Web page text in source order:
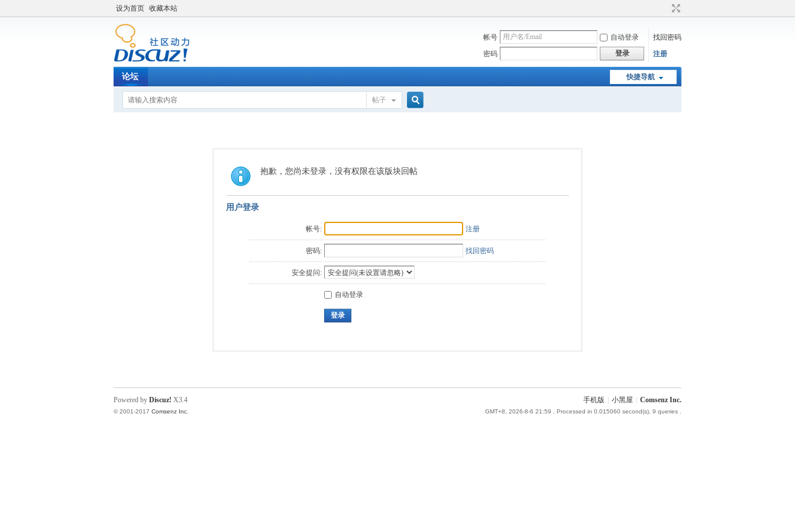
设为首页 收藏本站
帐号 自动登录
找回密码
密码
登录 注册
快捷导航
论坛
帖子
索
抱歉，您尚未登录，没有权限在该版块回帖
用户登录
帐号: 注册
密码: 找回密码
安全提问:
自动登录
登录
手机版 小黑屋 Comsenz Inc.
GMT+8, 2026-8-6 21:59 , Processed in 0.015060 second(s), 9 queries .
Powered by Discuz! X3.4
© 2001-2017 Comsenz Inc.